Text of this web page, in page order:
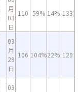
月
03
日
110 59% 14% 133
03
月
29
日
106 104%22% 129
03